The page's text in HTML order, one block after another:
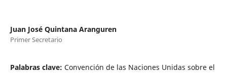
Juan José Quintana Aranguren
Primer Secretario
Palabras clave: Convención de las Naciones Unidas sobre el